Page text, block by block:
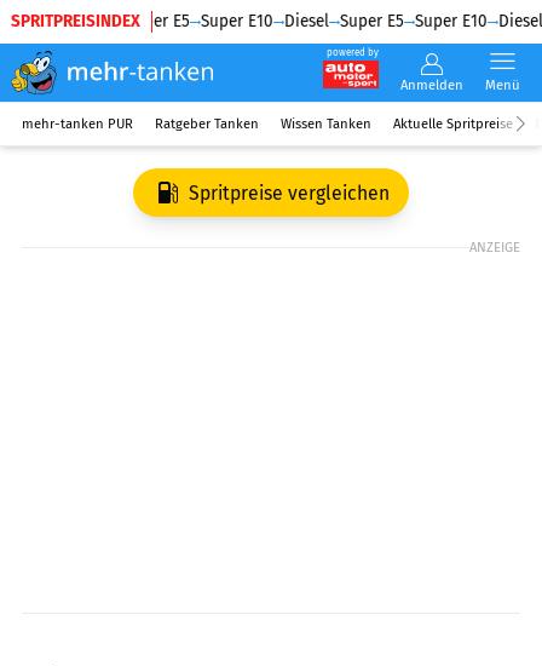
SPRITPREISINDEX
Diesel Super E5 Super E10 Diesel Super E5 Super E10 Diesel
powered by
Anmelden Menü
mehr-tanken PUR Ratgeber Tanken Wissen Tanken Aktuelle Spritpreise
Spritpreise vergleichen
ANZEIGE